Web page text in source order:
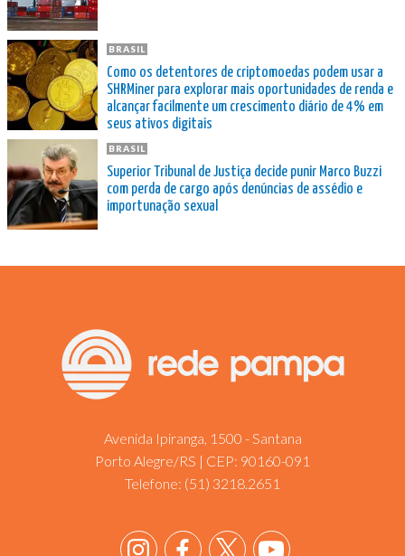
BRASIL
Como os detentores de criptomoedas podem usar a
SHRMiner para explorar mais oportunidades de renda e
alcançar facilmente um crescimento diário de 4% em
seus ativos digitais
BRASIL
Superior Tribunal de Justiça decide punir Marco Buzzi
com perda de cargo após denúncias de assédio e
importunação sexual
Avenida Ipiranga, 1500 - Santana
Porto Alegre/RS | CEP: 90160-091
Telefone: (51) 3218.2651